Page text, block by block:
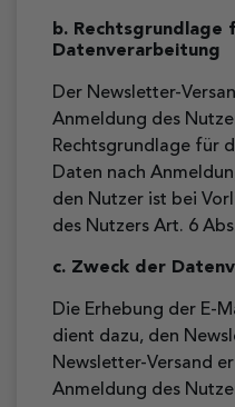
b. Rechtsgrundlage
Datenverarbeitung
Der Newsletter-
Anmeldung des
Rechtsgrundlage für
Daten nach
den Nutzer ist bei
des Nutzers Art. 6
c. Zweck der
Die Erhebung der E-
dient dazu, den
Newsletter-Versand
Anmeldung des